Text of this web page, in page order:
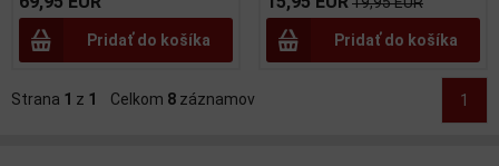
Pridať do košíka Pridať do košíka
Strana 1 z 1 Celkom 8 záznamov 1